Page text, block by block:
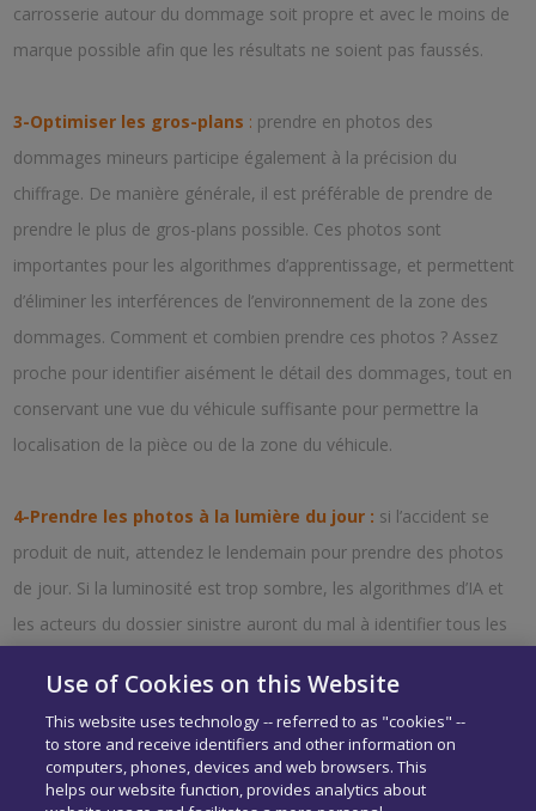
carrosserie autour du dommage soit propre et avec le moins de
marque possible afin que les résultats ne soient pas faussés.
3-Optimiser les gros-plans : prendre en photos des
dommages mineurs participe également à la précision du
chiffrage. De manière générale, il est préférable de prendre de
prendre le plus de gros-plans possible. Ces photos sont
importantes pour les algorithmes d’apprentissage, et permettent
d’éliminer les interférences de l’environnement de la zone des
dommages. Comment et combien prendre ces photos ? Assez
proche pour identifier aisément le détail des dommages, tout en
conservant une vue du véhicule suffisante pour permettre la
localisation de la pièce ou de la zone du véhicule.
4-Prendre les photos à la lumière du jour : si l’accident se
produit de nuit, attendez le lendemain pour prendre des photos
de jour. Si la luminosité est trop sombre, les algorithmes d’IA et
les acteurs du dossier sinistre auront du mal à identifier tous les
Pour plus d’informationssur la prise de photos guidée de
Use of Cookies on this Website
This website uses technology -- referred to as "cookies" --
to store and receive identifiers and other information on
computers, phones, devices and web browsers. This
helps our website function, provides analytics about